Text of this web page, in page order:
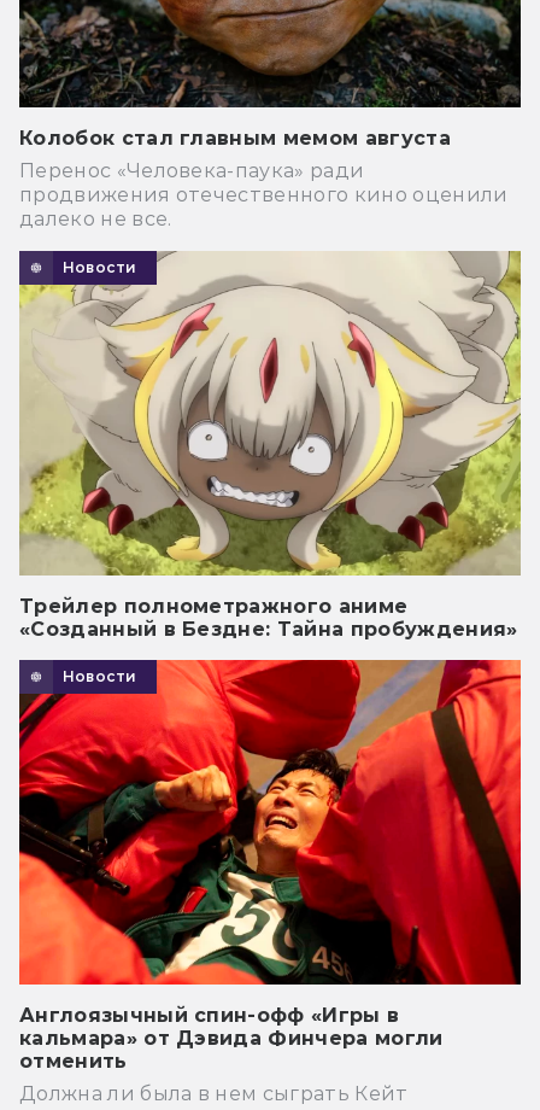
Колобок стал главным мемом августа
Перенос «Человека-паука» ради
продвижения отечественного кино оценили
далеко не все.
Новости
Трейлер полнометражного аниме
«Созданный в Бездне: Тайна пробуждения»
Новости
Англоязычный спин-офф «Игры в
кальмара» от Дэвида Финчера могли
отменить
Должна ли была в нем сыграть Кейт